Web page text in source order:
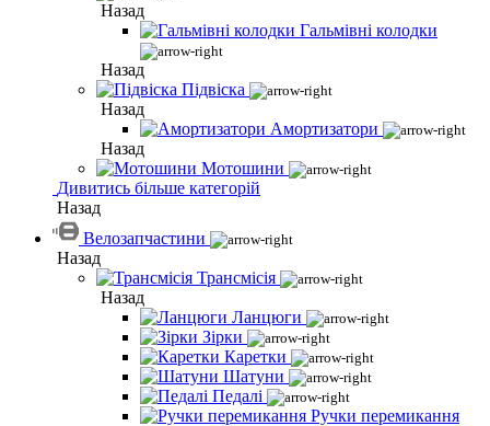
Назад
Гальмівні колодки
Назад
Підвіска
Назад
Амортизатори
Назад
Мотошини
Дивитись більше категорій
Назад
Велозапчастини
Назад
Трансмісія
Назад
Ланцюги
Зірки
Каретки
Шатуни
Педалі
Ручки перемикання